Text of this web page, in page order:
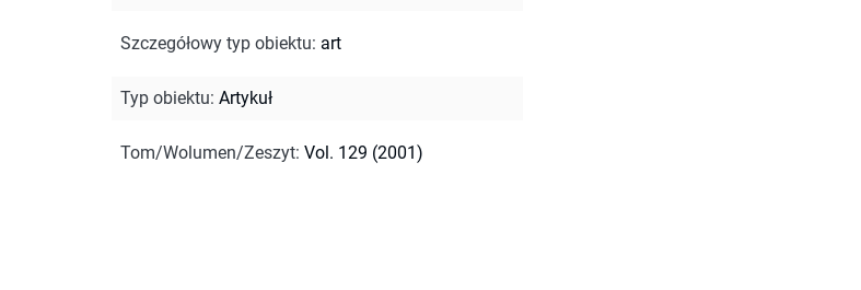
Szczegółowy typ obiektu: art
Typ obiektu: Artykuł
Tom/Wolumen/Zeszyt: Vol. 129 (2001)